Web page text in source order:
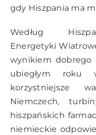
gdy Hiszpania ma
Według
Energetyki
wynikiem dobrego
ubiegłym roku
korzystniejsze
Niemczech,
hiszpańskich
niemieckie